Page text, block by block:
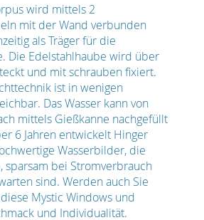
wird mittels 2
mit der Wand verbunden
als Träger für die
Die Edelstahlhaube wird über
und mit schrauben fixiert.
ist in wenigen
Das Wasser kann von
mittels Gießkanne nachgefüllt
6 Jahren entwickelt Hinger
Wasserbilder, die
sparsam bei Stromverbrauch
sind. Werden auch Sie
Mystic Windows und
und Individualität.